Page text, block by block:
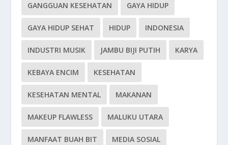
GANGGUAN KESEHATAN GAYA HIDUP
GAYA HIDUP SEHAT HIDUP INDONESIA
INDUSTRI MUSIK JAMBU BIJI PUTIH KARYA
KEBAYA ENCIM KESEHATAN
KESEHATAN MENTAL MAKANAN
MAKEUP FLAWLESS MALUKU UTARA
MANFAAT BUAH BIT MEDIA SOSIAL